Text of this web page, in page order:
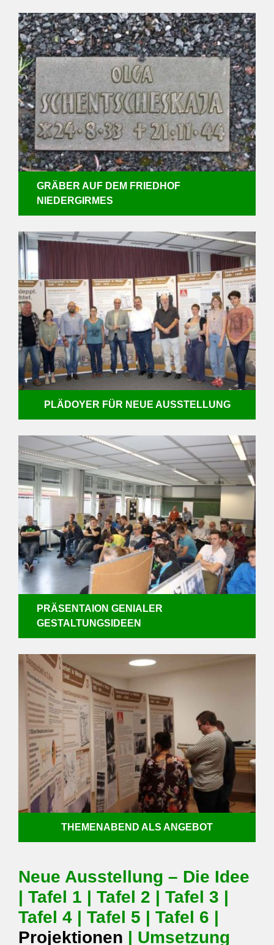
GRÄBER AUF DEM FRIEDHOF
NIEDERGIRMES
PLÄDOYER FÜR NEUE AUSSTELLUNG
PRÄSENTAION GENIALER
GESTALTUNGSIDEEN
THEMENABEND ALS ANGEBOT
Neue Ausstellung – Die Idee
| Tafel 1 | Tafel 2 | Tafel 3 |
Tafel 4 | Tafel 5 | Tafel 6 |
Projektionen | Umsetzung